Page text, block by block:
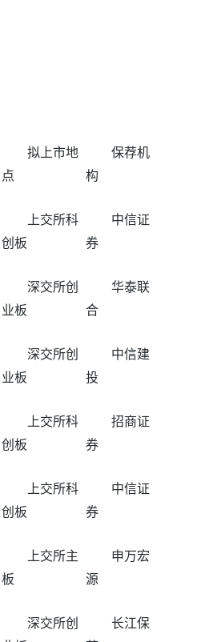
拟上市地
点
保荐机
构
上交所科
创板
中信证
券
深交所创
业板
华泰联
合
深交所创
业板
中信建
投
上交所科
创板
招商证
券
上交所科
创板
中信证
券
上交所主
板
申万宏
源
深交所创
长江保